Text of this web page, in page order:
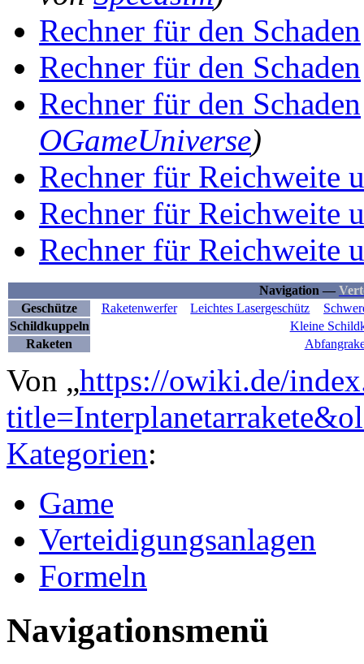
Rechner für den Schaden
Rechner für den Schaden
Rechner für den Schaden
OGameUniverse)
Rechner für Reichweite
Rechner für Reichweite
Rechner für Reichweite
Navigation —
Geschütze
Raketenwerfer Leichtes Lasergeschütz
Schildkuppeln
Kleine
Raketen
Von „https://owiki.de/
Kategorien:
Game
Verteidigungsanlagen
Formeln
Navigationsmenü